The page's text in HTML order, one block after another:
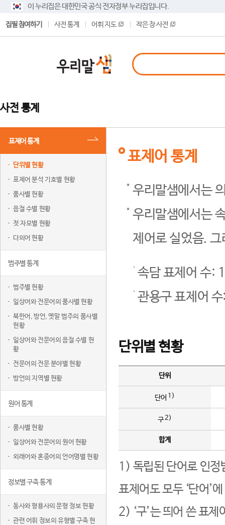
이 누리집은 대한민국 공식 전자정부 누리집입니다.
집필 참여하기 사전 통계 어휘 지도 작은 창 사전
사전 통계
표제어 통계
단위별 현황
표제어 분석 기호별 현황
품사별 현황
음절 수별 현황
첫 자모별 현황
다의어 현황
범주별 통계
범주별 현황
일상어와 전문어의 품사별 현황
북한어, 방언, 옛말 범주의 품사별
현황
일상어와 전문어의 음절 수별 현
황
전문어의 전문 분야별 현황
방언의 지역별 현황
원어 통계
품사별 현황
일상어와 전문어의 원어 현황
외래어와 혼종어의 언어명별 현황
정보별 구축 통계
동사와 형용사의 문형 정보 현황
관련 어휘 정보의 유형별 구축 현
표제어 통계
우리말샘에서는
우리말샘에서는
제어로 실었음.
속담 표제어 수:
관용구 표제어
단위별 현황
단위
단어 1)
구2)
합계
1) 독립된 단어로 인정
표제어도 모두 ‘단어’
2) ‘구’는 띄어 쓴 표